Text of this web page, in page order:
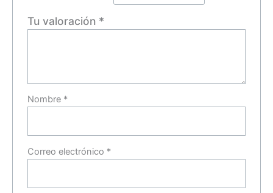
Tu valoración *
Nombre *
Correo electrónico *